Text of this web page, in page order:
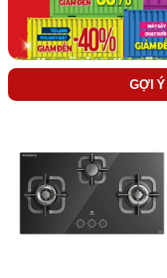
Đầu đốt bằng hợp kim
Không bị biến dạng khi tiếp
mòn. Trên đầu đốt
bếp gas
GỢI